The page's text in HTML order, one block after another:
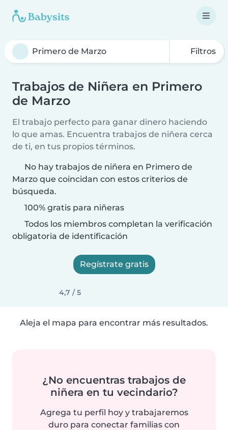
Filtros
Trabajos de Niñera en Primero
de Marzo
El trabajo perfecto para ganar dinero haciendo
lo que amas. Encuentra trabajos de niñera cerca
de ti, en tus propios términos.
No hay trabajos de niñera en Primero de
Marzo que coincidan con estos criterios de
búsqueda.
100% gratis para niñeras
Todos los miembros completan la verificación
obligatoria de identificación
Regístrate gratis
4,7 / 5
Aleja el mapa para encontrar más resultados.
¿No encuentras trabajos de
niñera en tu vecindario?
Agrega tu perfil hoy y trabajaremos
duro para conectar familias con